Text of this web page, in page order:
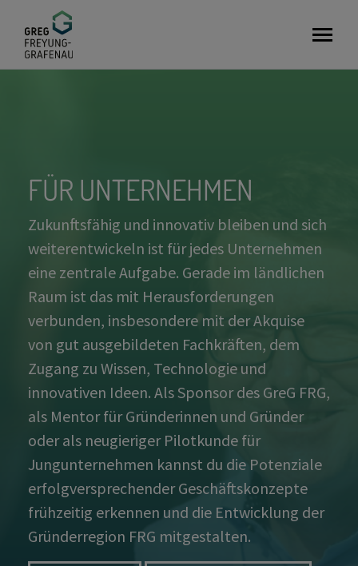
GreG
FÜR UNTERNEHMEN
Zukunftsfähig und innovativ bleiben und sich
weiterentwickeln ist für jedes Unternehmen
eine zentrale Aufgabe. Gerade im ländlichen
Raum ist das mit Herausforderungen
verbunden, insbesondere mit der Akquise
von gut ausgebildeten Fachkräften, dem
Zugang zu Wissen, Technologie und
innovativen Ideen. Als Sponsor des GreG FRG,
als Mentor für Gründerinnen und Gründer
oder als neugieriger Pilotkunde für
Jungunternehmen kannst du die Potenziale
erfolgversprechender Geschäftskonzepte
frühzeitig erkennen und die Entwicklung der
Gründerregion FRG mitgestalten.